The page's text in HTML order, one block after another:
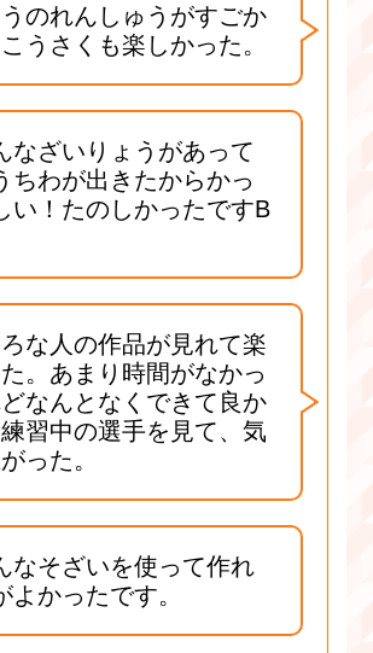
のれんしゅうがすごか
うさくも楽しかった。
なざいりょうがあって
ちわが出きたからかっ
い！たのしかったですB
な人の作品が見れて楽
。あまり時間がなかっ
なんとなくできて良か
習中の選手を見て、気
った。
なそざいを使って作れ
よかったです。